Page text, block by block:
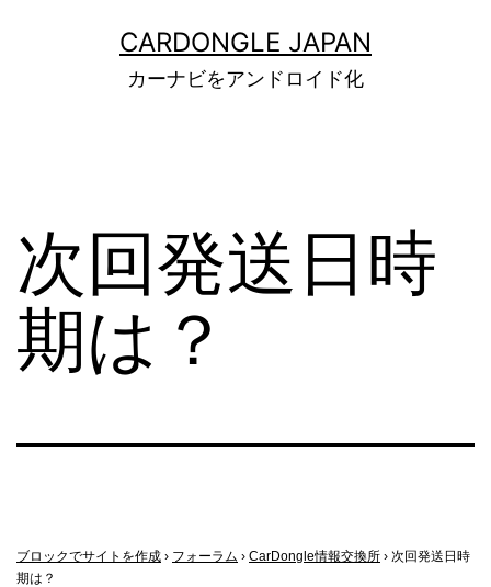
ス
ッ
プ
CARDONGLE JAPAN
カーナビをアンドロイド化
次回発送日時
期は？
ブロックでサイトを作成 › フォーラム › CarDongle情報交換所 › 次回発送日時
期は？